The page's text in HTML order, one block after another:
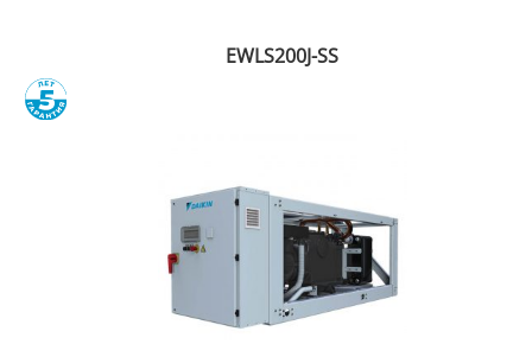
EWLS200J-SS